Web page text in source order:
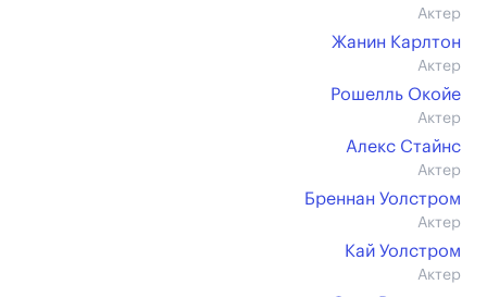
Актер
Жанин Карлтон
Актер
Рошелль Окойе
Актер
Алекс Стайнс
Актер
Бреннан Уолстром
Актер
Кай Уолстром
Актер